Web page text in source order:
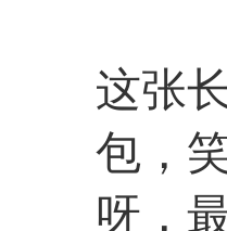
这张
包，
呀，